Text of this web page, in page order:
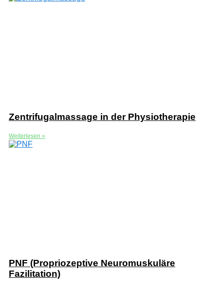
Zentrifugalmassage in der Physiotherapie
Weiterlesen »
PNF (Propriozeptive Neuromuskuläre
Fazilitation)